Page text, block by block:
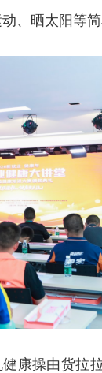
、晒太阳等简
康操由货拉